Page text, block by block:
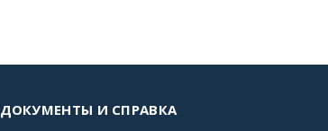
ДОКУМЕНТЫ И СПРАВКА